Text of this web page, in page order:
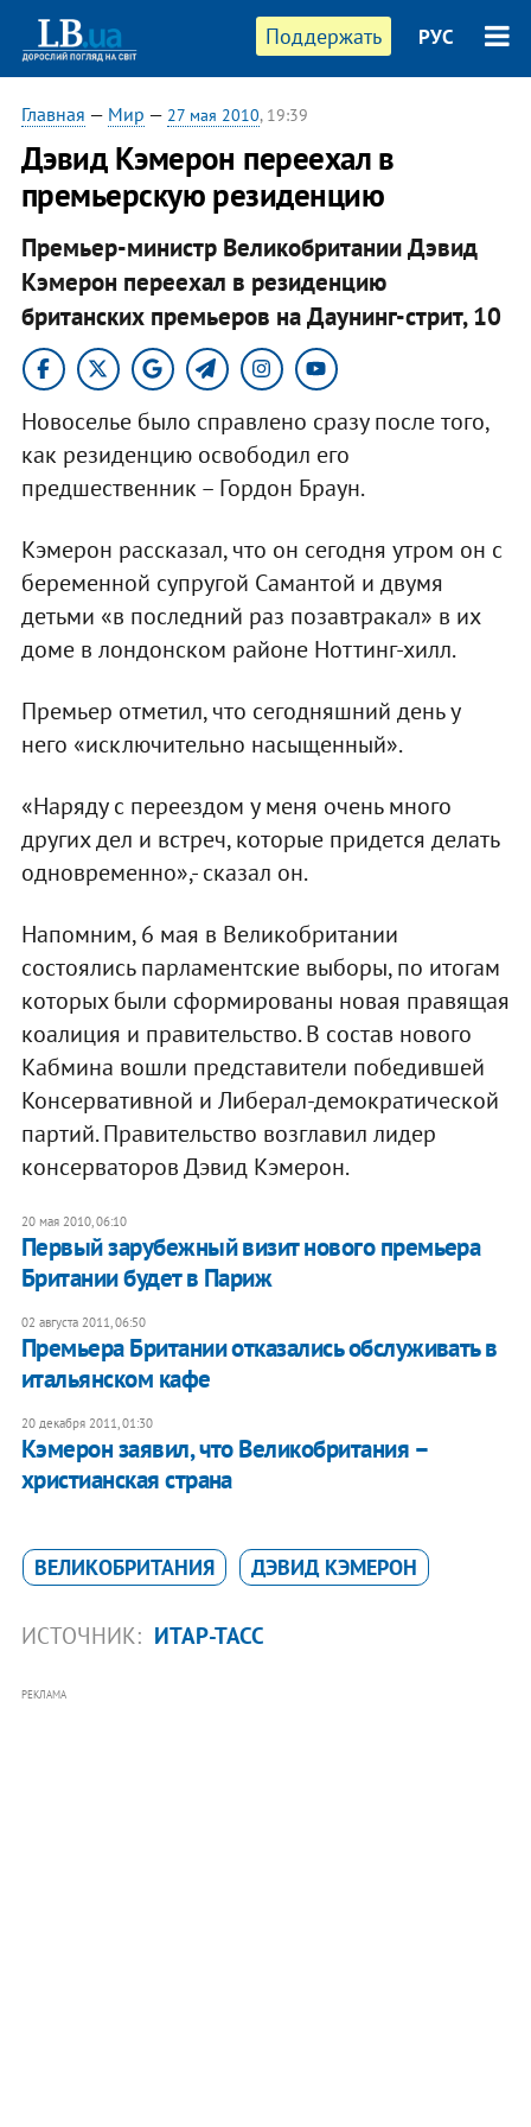
Поддержать РУС
Главная — Мир — 27 мая 2010, 19:39
Дэвид Кэмерон переехал в
премьерскую резиденцию
Премьер-министр Великобритании Дэвид
Кэмерон переехал в резиденцию
британских премьеров на Даунинг-стрит, 10
Новоселье было справлено сразу после того,
как резиденцию освободил его
предшественник – Гордон Браун.
Кэмерон рассказал, что он сегодня утром он с
беременной супругой Самантой и двумя
детьми «в последний раз позавтракал» в их
доме в лондонском районе Ноттинг-хилл.
Премьер отметил, что сегодняшний день у
него «исключительно насыщенный».
«Наряду с переездом у меня очень много
других дел и встреч, которые придется делать
одновременно»,- сказал он.
Напомним, 6 мая в Великобритании
состоялись парламентские выборы, по итогам
которых были сформированы новая правящая
коалиция и правительство. В состав нового
Кабмина вошли представители победившей
Консервативной и Либерал-демократической
партий. Правительство возглавил лидер
консерваторов Дэвид Кэмерон.
20 мая 2010, 06:10
Первый зарубежный визит нового премьера
Британии будет в Париж
02 августа 2011, 06:50
Премьера Британии отказались обслуживать в
итальянском кафе
20 декабря 2011, 01:30
Кэмерон заявил, что Великобритания –
христианская страна
ВЕЛИКОБРИТАНИЯ ДЭВИД КЭМЕРОН
ИСТОЧНИК: ИТАР-ТАСС
РЕКЛАМА